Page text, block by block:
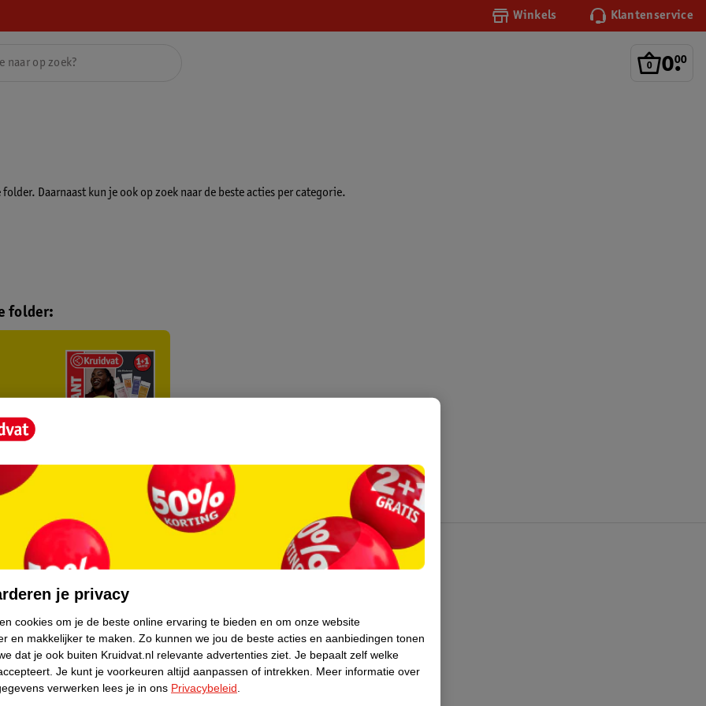
Winkels Klantenservice
0.
00
Daarnaast kun je ook op zoek naar de beste acties per categorie.
folder:
Over Kruidvat
Pers
Winkelformule
Bedrijfsgegevens
je privacy
cookies om je de beste online ervaring te bieden en om onze website
en makkelijker te maken. Zo kunnen we jou de beste acties en aanbiedingen tonen
dat je ook buiten Kruidvat.nl relevante advertenties ziet. Je bepaalt zelf welke
Je kunt je voorkeuren altijd aanpassen of intrekken.
Meer informatie over
verwerken lees je in ons Privacybeleid